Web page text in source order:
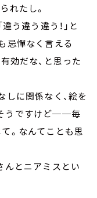
れたし。
う違う違う！」と
忌憚なく言える
効だな、と思った
しに関係なく、絵を
うですけど──毎
。なんてことも思
んとニアミスとい